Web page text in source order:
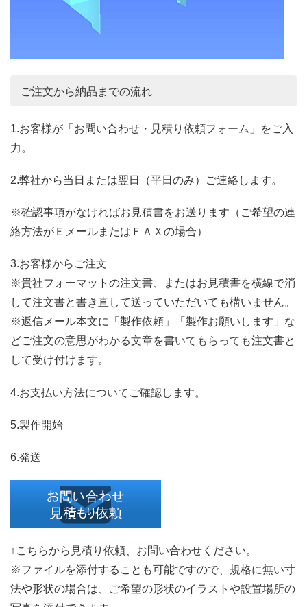
ご注文から納品までの流れ
1.お客様が「お問い合わせ・見積り依頼フォーム」をご入
力。
2.弊社から当日または翌日（平日のみ）ご連絡します。
※確認事項がなければお見積書をお送ります（ご希望の連
絡方法がＥメールまたはＦＡＸの場合）
3.お客様からご注文
※貴社フォーマットの注文書、またはお見積書を横線で消
して注文書と書き直して送っていただいても構いません。
※返信メール本文に「製作依頼」「製作お願いします」な
どご注文の意思がわかる文章を書いてもらっても注文書と
して受け付けます。
4.お支払い方法についてご確認します。
5.製作開始
6.発送
↑こちらから見積り依頼、お問い合わせください。
※ファイルを添付することも可能ですので、規格に無い寸
法や形状の場合は、ご希望の形状のイラストや設置場所の